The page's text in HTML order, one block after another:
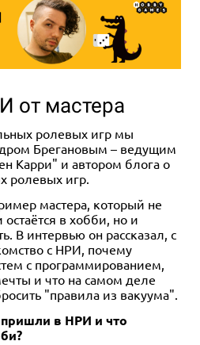
от мастера
ролевых игр мы
Брегановым – ведущим
Карри" и автором блога о
ролевых игр.
мастера, который не
в хобби, но и
В интервью он рассказал, с
с НРИ, почему
с программированием,
и что на самом деле
"правила из вакуума".
в НРИ и что